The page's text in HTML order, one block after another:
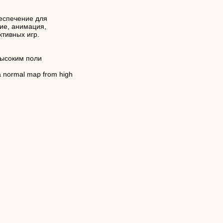
для
анимация,
игр.
поли
normal map from high